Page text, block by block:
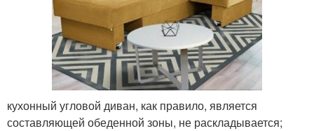
кухонный угловой диван, как правило, является
составляющей обеденной зоны, не раскладывается;